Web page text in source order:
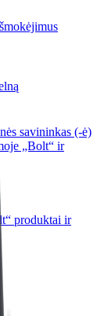
savininkas (-ė)
„Bolt“ ir
produktai ir